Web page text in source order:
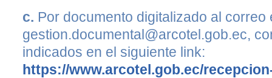
c. Por documento digitalizado al correo
gestion.documental@arcotel.gob.ec,
indicados en el siguiente link:
https://www.arcotel.gob.ec/